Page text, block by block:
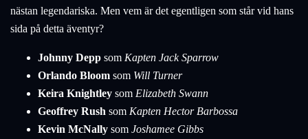
nästan legendariska. Men vem är det egentligen som står vid hans
sida på detta äventyr?
Johnny Depp som Kapten Jack Sparrow
Orlando Bloom som Will Turner
Keira Knightley som Elizabeth Swann
Geoffrey Rush som Kapten Hector Barbossa
Kevin McNally som Joshamee Gibbs